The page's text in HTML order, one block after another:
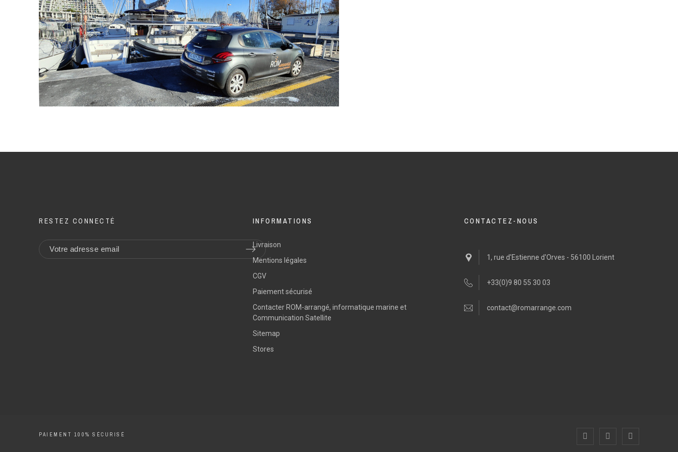
RESTEZ CONNECTÉ INFORMATIONS
Livraison
Mentions légales
CGV
Paiement sécurisé
Contacter ROM-arrangé, informatique marine et
Communication Satellite
Sitemap
Stores
CONTACTEZ-NOUS
1, rue d'Estienne d'Orves - 56100 Lorient
+33(0)9 80 55 30 03
contact@romarrange.com
PAIEMENT 100% SÉCURISÉ